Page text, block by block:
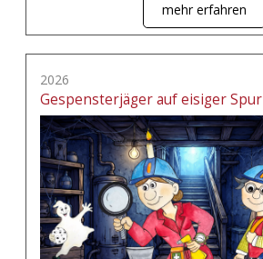
mehr erfahren
2026
Gespensterjäger auf eisiger Spur